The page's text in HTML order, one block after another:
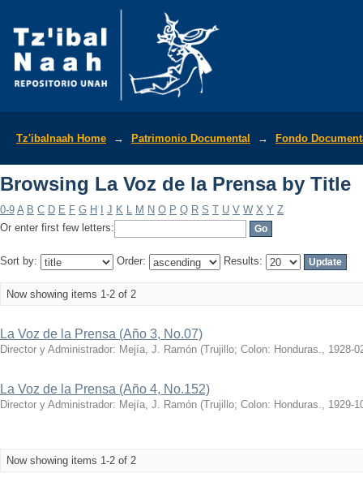
Tz'ibalnaah Home → Patrimonio Documental → Fondo
Browsing La Voz de la Prensa by Title
0-9 A B C D E F G H J K L M N O P Q R S T U V W X Y Z
Or enter first few letters:
Sort by: Order: Results:
Now showing items 1-2 of 2
La Voz de la Prensa (Año 3, No.07)
Director y Administrador: Mejía, J. Ramón (Trujillo; Colon: Honduras., 1928-
La Voz de la Prensa (Año 4, No.152)
Director y Administrador: Mejía, J. Ramón (Trujillo; Colon: Honduras., 1929-
Now showing items 1-2 of 2